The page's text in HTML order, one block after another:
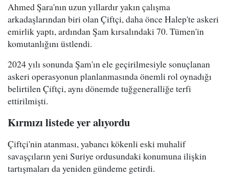
Ahmed Şara'nın uzun yıllardır yakın çalışma
arkadaşlarından biri olan Çiftçi, daha önce Halep'te askeri
emirlik yaptı, ardından Şam kırsalındaki 70. Tümen'in
komutanlığını üstlendi.
2024 yılı sonunda Şam'ın ele geçirilmesiyle sonuçlanan
askeri operasyonun planlanmasında önemli rol oynadığı
belirtilen Çiftçi, aynı dönemde tuğgeneralliğe terfi
ettirilmişti.
Kırmızı listede yer alıyordu
Çiftçi'nin atanması, yabancı kökenli eski muhalif
savaşçıların yeni Suriye ordusundaki konumuna ilişkin
tartışmaları da yeniden gündeme getirdi.